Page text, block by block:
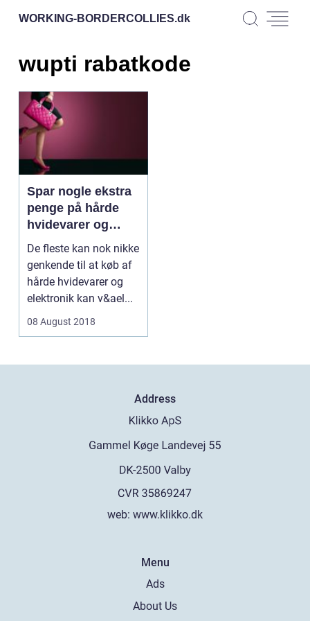
WORKING-BORDERCOLLIES.dk
wupti rabatkode
Spar nogle ekstra
penge på hårde
hvidevarer og
elektronik med en
rabatkode
De fleste kan nok nikke
genkende til at køb af
hårde hvidevarer og
elektronik kan v&ael...
08 August 2018
Address
web: www.klikko.dk
Menu
Ads
About Us